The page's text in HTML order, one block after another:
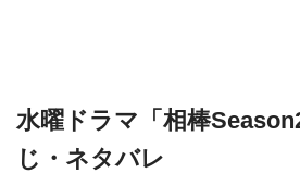
水曜ドラマ「相棒
じ・ネタバレ